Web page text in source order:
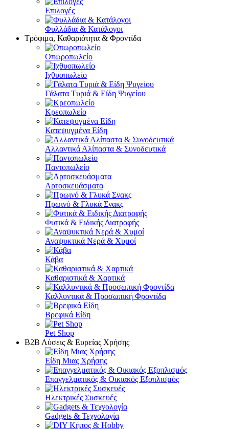
Επιλογές
Φυλλάδια & Κατάλογοι
Τρόφιμα, Καθαριότητα & Φροντίδα
Οπωροπωλείο
Ιχθυοπωλείο
Γάλατα Τυριά & Είδη Ψυγείου
Κρεοπωλείο
Κατεψυγμένα Είδη
Αλλαντικά Αλίπαστα & Συνοδευτικά
Παντοπωλείο
Αρτοσκευάσματα
Πρωινό & Γλυκά Σνακς
Φυτικά & Ειδικής Διατροφής
Αναψυκτικά Νερά & Χυμοί
Κάβα
Καθαριστικά & Χαρτικά
Καλλυντικά & Προσωπική Φροντίδα
Βρεφικά Είδη
Pet Shop
Β2Β Λύσεις & Ευρείας Χρήσης
Είδη Μιας Χρήσης
Επαγγελματικός & Οικιακός Εξοπλισμός
Ηλεκτρικές Συσκευές
Gadgets & Τεχνολογία